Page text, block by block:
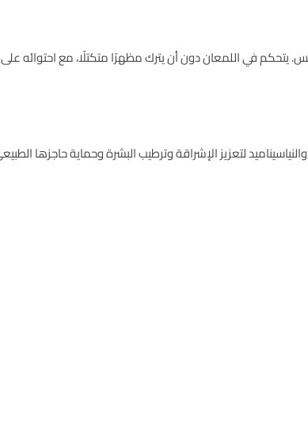
يتحكم في اللمعان دون أن يترك مظهرًا متكتلًا، مع احتوائه على